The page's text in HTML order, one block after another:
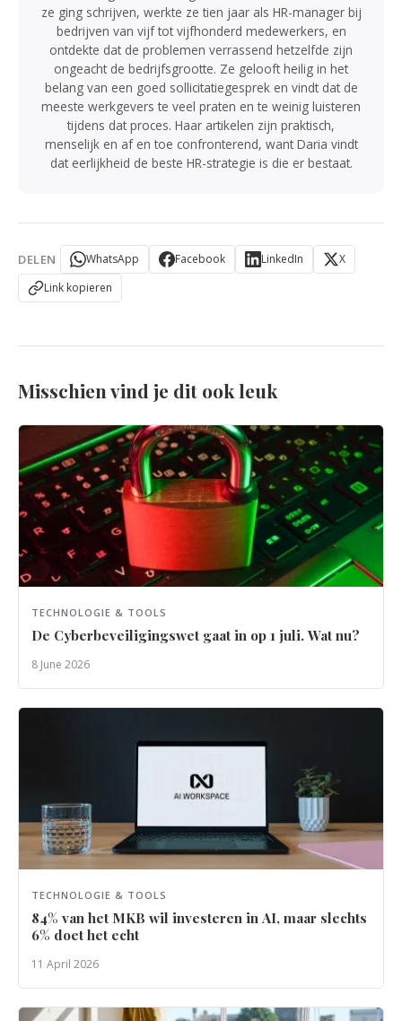
ze ging schrijven, werkte ze tien jaar als HR-manager bij
bedrijven van vijf tot vijfhonderd medewerkers, en
ontdekte dat de problemen verrassend hetzelfde zijn
ongeacht de bedrijfsgrootte. Ze gelooft heilig in het
belang van een goed sollicitatiegesprek en vindt dat de
meeste werkgevers te veel praten en te weinig luisteren
tijdens dat proces. Haar artikelen zijn praktisch,
menselijk en af en toe confronterend, want Daria vindt
dat eerlijkheid de beste HR-strategie is die er bestaat.
DELEN WhatsApp Facebook LinkedIn
X
Link kopieren
Misschien vind je dit ook leuk
TECHNOLOGIE & TOOLS
De Cyberbeveiligingswet gaat in op 1 juli. Wat nu?
8 June 2026
TECHNOLOGIE & TOOLS
84% van het MKB wil investeren in AI, maar slechts
6% doet het echt
11 April 2026